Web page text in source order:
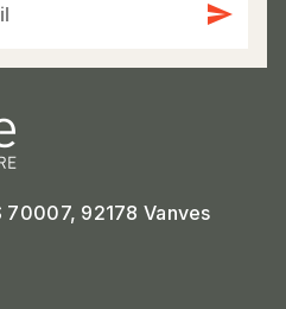
send
70007, 92178 Vanves